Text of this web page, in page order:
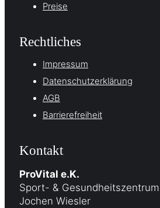
Preise
Rechtliches
Impressum
Datenschutzerklärung
AGB
Barrierefreiheit
Kontakt
ProVital e.K.
Sport- & Gesundheitszentrum
Jochen Wiesler